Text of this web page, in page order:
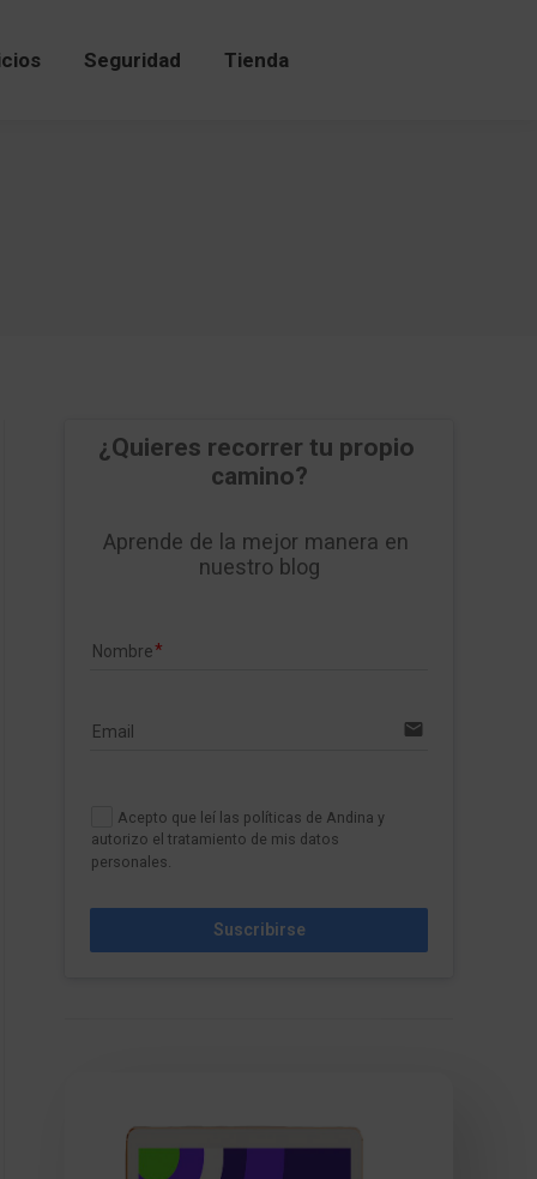
Seguridad Tienda
¿Quieres recorrer tu propio
camino?
Aprende de la mejor manera en
nuestro blog
Nombre
Email email
Acepto que leí las políticas de Andina y
autorizo el tratamiento de mis datos
personales.
Suscribirse
Seguridad Tienda